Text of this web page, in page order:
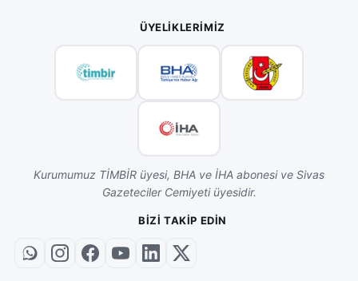
ÜYELIKLERIMIZ
Kurumumuz TİMBİR üyesi, BHA ve İHA abonesi ve Sivas
Gazeteciler Cemiyeti üyesidir.
BIZI TAKIP EDIN